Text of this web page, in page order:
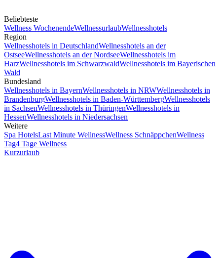
Beliebteste
Wellness WochenendeWellnessurlaubWellnesshotels
Region
Wellnesshotels in DeutschlandWellnesshotels an der
OstseeWellnesshotels an der NordseeWellnesshotels im
HarzWellnesshotels im SchwarzwaldWellnesshotels im Bayerischen
Wald
Bundesland
Wellnesshotels in BayernWellnesshotels in NRWWellnesshotels in
BrandenburgWellnesshotels in Baden-WürttembergWellnesshotels
in SachsenWellnesshotels in ThüringenWellnesshotels in
HessenWellnesshotels in Niedersachsen
Weitere
Spa HotelsLast Minute WellnessWellness SchnäppchenWellness
Tag4 Tage Wellness
Kurzurlaub